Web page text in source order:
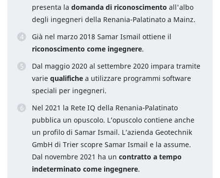
presenta la domanda di riconoscimento all'albo
degli ingegneri della Renania-Palatinato a Mainz.
Già nel marzo 2018 Samar Ismail ottiene il
riconoscimento come ingegnere.
Dal maggio 2020 al settembre 2020 impara tramite
varie qualifiche a utilizzare programmi software
speciali per ingegneri.
Nel 2021 la Rete IQ della Renania-Palatinato
pubblica un opuscolo. L’opuscolo contiene anche
un profilo di Samar Ismail. L’azienda Geotechnik
GmbH di Trier scopre Samar Ismail e la assume.
Dal novembre 2021 ha un contratto a tempo
indeterminato come ingegnere.